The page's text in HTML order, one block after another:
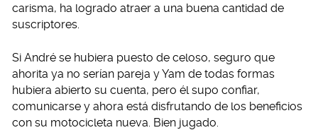
carisma, ha logrado atraer a una buena cantidad de
suscriptores.
Si André se hubiera puesto de celoso, seguro que
ahorita ya no serían pareja y Yam de todas formas
hubiera abierto su cuenta, pero él supo confiar,
comunicarse y ahora está disfrutando de los beneficios
con su motocicleta nueva. Bien jugado.